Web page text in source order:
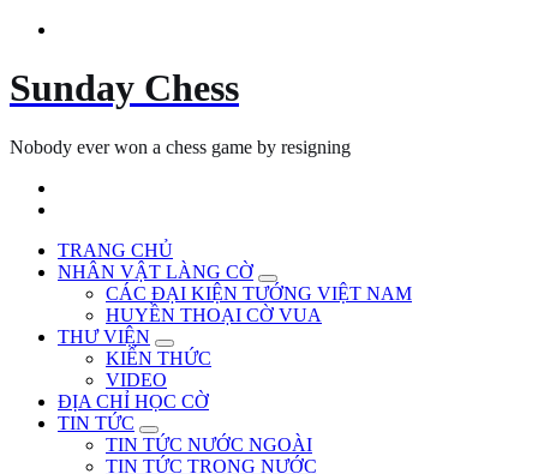
Sunday Chess
Nobody ever won a chess game by resigning
TRANG CHỦ
NHÂN VẬT LÀNG CỜ
CÁC ĐẠI KIỆN TƯỚNG VIỆT NAM
HUYỀN THOẠI CỜ VUA
THƯ VIỆN
KIẾN THỨC
VIDEO
ĐỊA CHỈ HỌC CỜ
TIN TỨC
TIN TỨC NƯỚC NGOÀI
TIN TỨC TRONG NƯỚC